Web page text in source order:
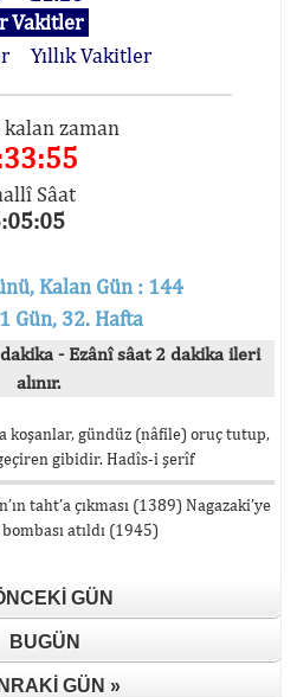
Vakitler
Yıllık Vakitler
zaman
Sâat
Kalan Gün : 144
Gün, 32. Hafta
dakika - Ezânî sâat 2 dakika ileri
alınır.
koşanlar, gündüz (nâfile) oruç tutup,
gibidir. Hadîs-i şerîf
taht’a çıkması (1389) Nagazaki’ye
atıldı (1945)
GÜN
BUGÜN
GÜN »